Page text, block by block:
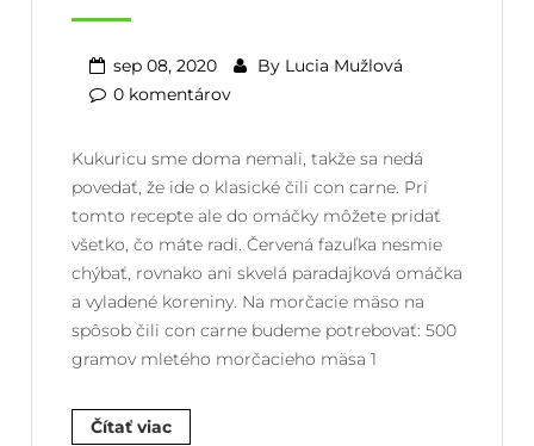
sep 08, 2020 By Lucia Mužlová
0 komentárov
Kukuricu sme doma nemali, takže sa nedá
povedať, že ide o klasické čili con carne. Pri
tomto recepte ale do omáčky môžete pridať
všetko, čo máte radi. Červená fazuľka nesmie
chýbať, rovnako ani skvelá paradajková omáčka
a vyladené koreniny. Na morčacie mäso na
spôsob čili con carne budeme potrebovať: 500
gramov mletého morčacieho mäsa 1
Čítať viac